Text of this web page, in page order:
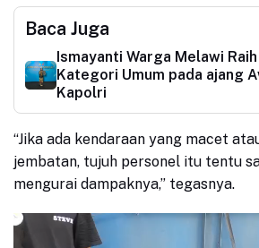
Baca Juga
Ismayanti Warga Melawi
Kategori Umum pada ajang
Kapolri
“Jika ada kendaraan yang macet
jembatan, tujuh personel itu tentu
mengurai dampaknya,” tegasnya.
Pemutar
Video